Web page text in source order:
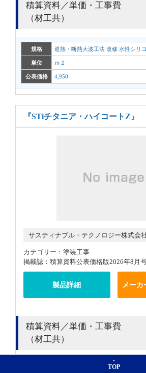
積算資料／単価・工事費
（材工共）
規格 遮熱・断熱大波工法 改修 水性シリ
単位 ｍ２
公表価格 4,950
『STiチタニア・ハイコートZ』
サスティナブル・テクノロジー株式会
カテゴリー：塗装工事
掲載誌：積算資料公表価格版2026年8月
製品詳細 メー
積算資料／単価・工事費
（材工共）
一般建材防汚 静電反発 一層コート
TOP